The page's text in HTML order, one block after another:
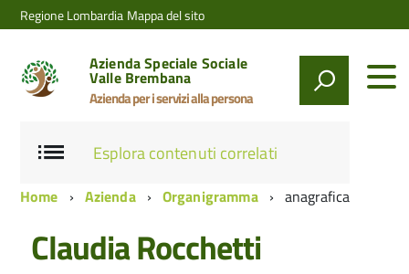
Regione Lombardia Mappa del sito
Azienda Speciale Sociale
Valle Brembana
Azienda per i servizi alla persona
Esplora contenuti correlati
Home Azienda Organigramma anagrafica
Claudia Rocchetti